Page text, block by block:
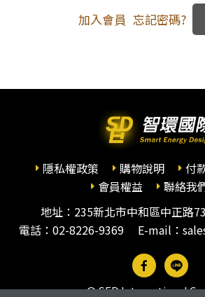
加入會員 忘記密碼?
隱私權政策 購物說明
付
會員權益
聯絡我
地址：235新北市中和區中正路
電話： 02-8226-9369 E-mail：
© SED International